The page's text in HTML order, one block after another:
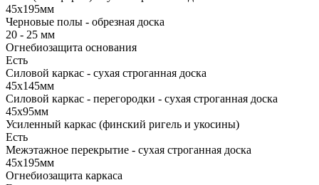
45х195мм
Черновые полы - обрезная доска
20 - 25 мм
Огнебиозащита основания
Есть
Силовой каркас - сухая строганная доска
45х145мм
Силовой каркас - перегородки - сухая строганная доска
45х95мм
Усиленный каркас (финский ригель и укосины)
Есть
Межэтажное перекрытие - сухая строганная доска
45х195мм
Огнебиозащита каркаса